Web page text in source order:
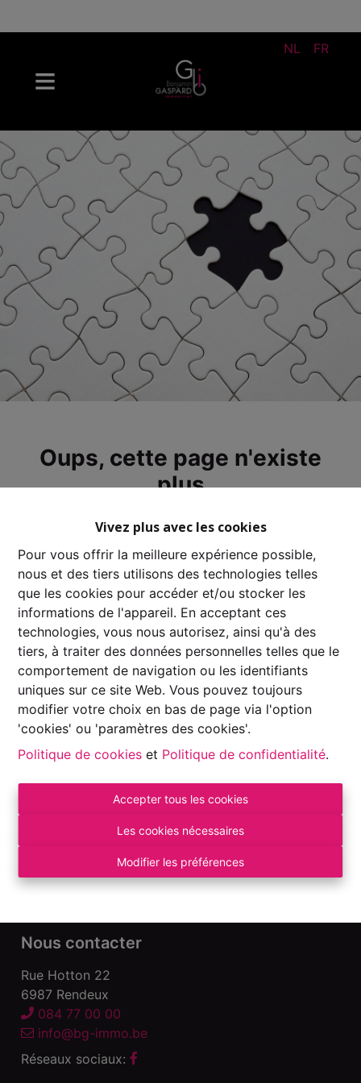
Vivez plus avec les cookies
Pour vous offrir la meilleure expérience possible,
nous et des tiers utilisons des technologies telles
que les cookies pour accéder et/ou stocker les
informations de l'appareil. En acceptant ces
technologies, vous nous autorisez, ainsi qu'à des
tiers, à traiter des données personnelles telles que le
comportement de navigation ou les identifiants
uniques sur ce site Web. Vous pouvez toujours
modifier votre choix en bas de page via l'option
'cookies' ou 'paramètres des cookies'.
Politique de cookies et Politique de confidentialité.
Accepter tous les cookies
Les cookies nécessaires
Modifier les préférences
NL FR
Oups, cette page n'existe
plus
À Vendre À Louer
Autorité de surveillance:
du Luxembourg 16 B – 1000 Bruxelles. Sous
des devoirs de l\'agent immobilier
Déclaration de confidentialité-Conditions
Nous contacter
Rue Hotton 22
6987 Rendeux
084 77 00 00
info@bg-immo.be
Réseaux sociaux: